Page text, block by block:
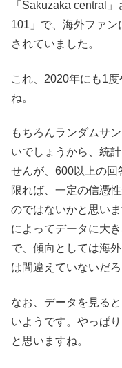
「Sakuzaka central
101」で、海外ファ
されていました。
これ、2020年にも1
ね。
もちろんランダムサ
いでしょうから、統
せんが、600以上の回
限れば、一定の信憑
のではないかと思い
によってデータに大
で、傾向としては海
は間違えていないだ
なお、データを見る
いようです。やっぱ
と思いますね。